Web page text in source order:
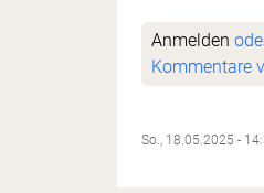
Anmelden
Kommentare
So., 18.05.2025 -